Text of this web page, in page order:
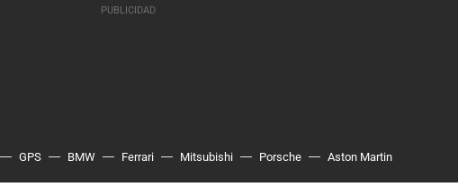
GPS BMW Ferrari Mitsubishi Porsche Aston Martin